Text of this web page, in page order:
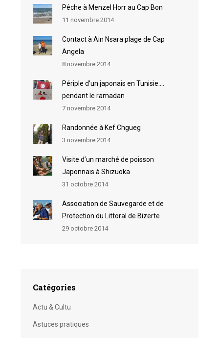
Pêche à Menzel Horr au Cap Bon
11 novembre 2014
Contact à Ain Nsara plage de Cap
Angela
8 novembre 2014
Périple d’un japonais en Tunisie….
pendant le ramadan
7 novembre 2014
Randonnée à Kef Chgueg
3 novembre 2014
Visite d’un marché de poisson
Japonnais à Shizuoka
31 octobre 2014
Association de Sauvegarde et de
Protection du Littoral de Bizerte
29 octobre 2014
Catégories
Actu & Cultu
Astuces pratiques